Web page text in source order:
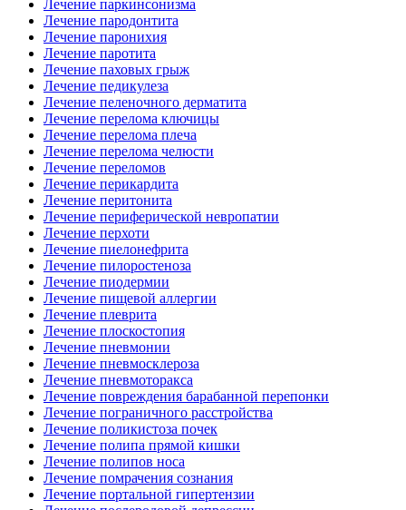
Лечение паркинсонизма
Лечение пародонтита
Лечение паронихия
Лечение паротита
Лечение паховых грыж
Лечение педикулеза
Лечение пеленочного дерматита
Лечение перелома ключицы
Лечение перелома плеча
Лечение перелома челюсти
Лечение переломов
Лечение перикардита
Лечение перитонита
Лечение периферической невропатии
Лечение перхоти
Лечение пиелонефрита
Лечение пилоростеноза
Лечение пиодермии
Лечение пищевой аллергии
Лечение плеврита
Лечение плоскостопия
Лечение пневмонии
Лечение пневмосклероза
Лечение пневмоторакса
Лечение повреждения барабанной перепонки
Лечение пограничного расстройства
Лечение поликистоза почек
Лечение полипа прямой кишки
Лечение полипов носа
Лечение помрачения сознания
Лечение портальной гипертензии